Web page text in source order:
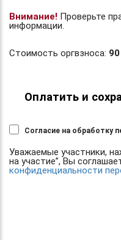
Внимание! Проверьте
информации.
Стоимость оргвзноса: 90
Оплатить и
Согласие на обработку
Уважаемые участники,
на участие”, Вы
конфиденциальности